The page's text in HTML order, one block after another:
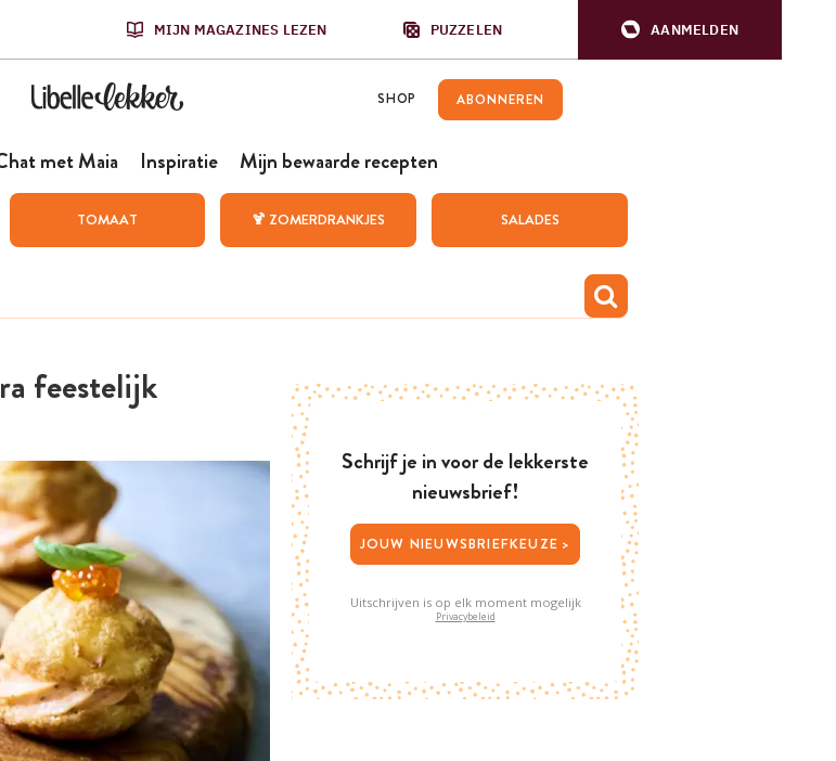
MIJN MAGAZINES LEZEN PUZZELEN AANMELDEN
SHOP ABONNEREN
met Maia Inspiratie Mijn bewaarde recepten
TOMAAT 🍹 ZOMERDRANKJES SALADES
feestelijk
Schrijf je in voor de lekkerste
nieuwsbrief!
JOUW NIEUWSBRIEFKEUZE >
Uitschrijven is op elk moment mogelijk
Privacybeleid